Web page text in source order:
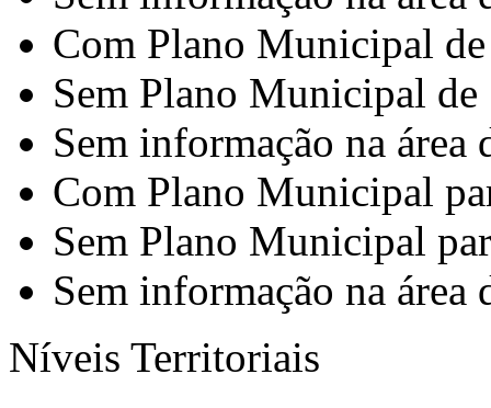
Com Plano Municipal
Sem Plano Municipal de
Sem informação na área
Com Plano Municipal
Sem Plano Municipal
Sem informação na
Níveis Territoriais